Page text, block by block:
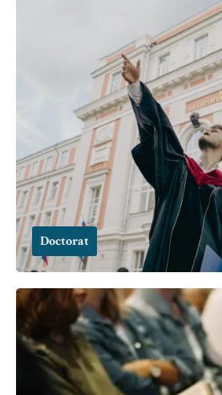
Doctorat